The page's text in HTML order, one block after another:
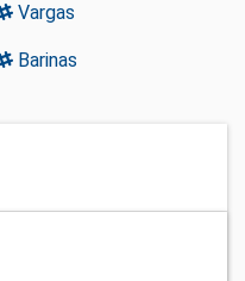
Vargas
Barinas